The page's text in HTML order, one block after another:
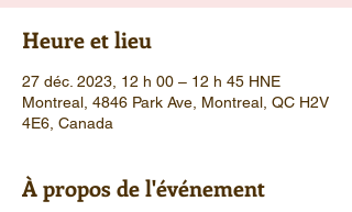
Heure et lieu
27 déc. 2023, 12 h 00 – 12 h 45 HNE
Montreal, 4846 Park Ave, Montreal, QC H2V
4E6, Canada
À propos de l'événement